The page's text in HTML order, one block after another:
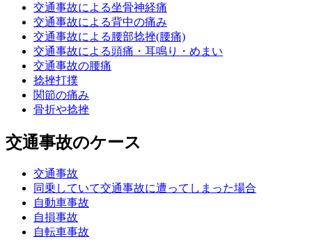
交通事故による坐骨神経痛
交通事故による背中の痛み
交通事故による腰部捻挫(腰痛)
交通事故による頭痛・耳鳴り・めまい
交通事故の腰痛
捻挫打撲
関節の痛み
骨折や捻挫
交通事故のケース
交通事故
同乗していて交通事故に遭ってしまった場合
自動車事故
自損事故
自転車事故